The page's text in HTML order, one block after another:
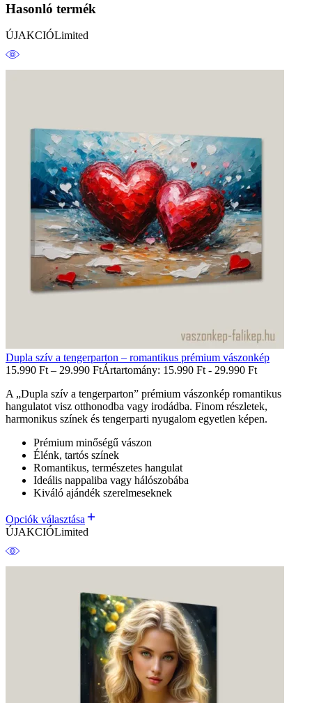
Hasonló termék
ÚJAKCIÓLimited
Dupla szív a tengerparton – romantikus prémium vászonkép
15.990 Ft – 29.990 FtÁrtartomány: 15.990 Ft - 29.990 Ft
A „Dupla szív a tengerparton” prémium vászonkép romantikus
hangulatot visz otthonodba vagy irodádba. Finom részletek,
harmonikus színek és tengerparti nyugalom egyetlen képen.
Prémium minőségű vászon
Élénk, tartós színek
Romantikus, természetes hangulat
Ideális nappaliba vagy hálószobába
Kiváló ajándék szerelmeseknek
Opciók választása
ÚJAKCIÓLimited